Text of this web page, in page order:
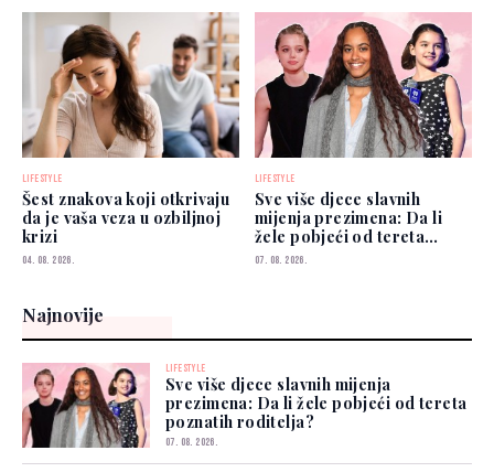
LIFESTYLE
Šest znakova koji otkrivaju
da je vaša veza u ozbiljnoj
krizi
04. 08. 2026.
LIFESTYLE
Sve više djece slavnih
mijenja prezimena: Da li
žele pobjeći od tereta
poznatih roditelja?
07. 08. 2026.
Najnovije
LIFESTYLE
Sve više djece slavnih mijenja
prezimena: Da li žele pobjeći od tereta
poznatih roditelja?
07. 08. 2026.